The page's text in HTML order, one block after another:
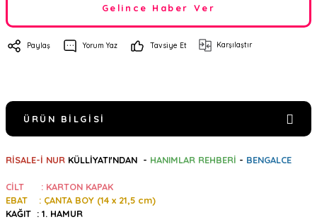
Gelince Haber Ver
Paylaş Yorum Yaz Tavsiye Et Karşılaştır
ÜRÜN BILGISI
RİSALE-İ NUR KÜLLİYATI'NDAN - HANIMLAR REHBERİ - BENGALCE
CİLT : KARTON KAPAK
EBAT : ÇANTA BOY (14 x 21,5 cm)
KAĞIT : 1. HAMUR